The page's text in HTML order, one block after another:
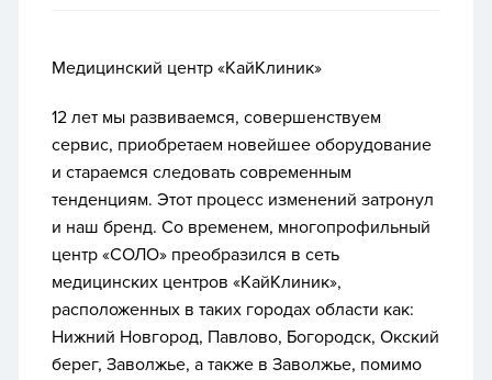
Медицинский центр «КайКлиник»
12 лет мы развиваемся, совершенствуем
сервис, приобретаем новейшее оборудование
и стараемся следовать современным
тенденциям. Этот процесс изменений затронул
и наш бренд. Со временем, многопрофильный
центр «СОЛО» преобразился в сеть
медицинских центров «КайКлиник»,
расположенных в таких городах области как:
Нижний Новгород, Павлово, Богородск, Окский
берег, Заволжье, а также в Заволжье, помимо